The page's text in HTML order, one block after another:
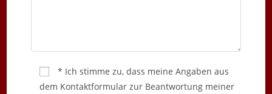
* Ich stimme zu, dass meine Angaben aus
dem Kontaktformular zur Beantwortung meiner